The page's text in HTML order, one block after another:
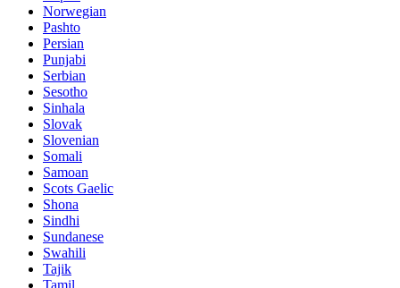
Norwegian
Pashto
Persian
Punjabi
Serbian
Sesotho
Sinhala
Slovak
Slovenian
Somali
Samoan
Scots Gaelic
Shona
Sindhi
Sundanese
Swahili
Tajik